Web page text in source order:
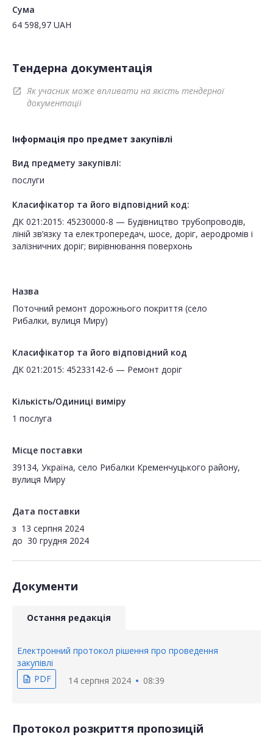
Сума
64 598,97 UAH
Тендерна документація
open_in_new
Як учасник може впливати на якість тендерної
документації
Інформація про предмет закупівлі
Вид предмету закупівлі:
послуги
Класифікатор та його відповідний код:
ДК 021:2015: 45230000-8 — Будівництво трубопроводів,
ліній зв’язку та електропередач, шосе, доріг, аеродромів і
залізничних доріг; вирівнювання поверхонь
Назва
Поточний ремонт дорожнього покриття (село
Рибалки, вулиця Миру)
Класифікатор та його відповідний код
ДК 021:2015: 45233142-6 — Ремонт доріг
Кількість/Одиниці виміру
1 послуга
Місце поставки
39134, Україна, село Рибалки Кременчуцького району,
вулиця Миру
Дата поставки
з 13 серпня 2024
до 30 грудня 2024
Документи
Остання редакція
Електронний протокол рішення про проведення
закупівлі
description PDF 14 серпня 2024 08:39
Протокол розкриття пропозицій